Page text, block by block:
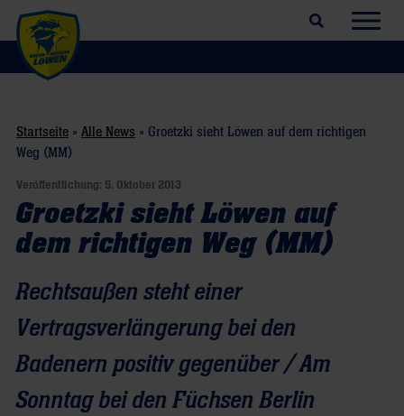
Suchfeld öffnen
Startseite » Alle News » Groetzki sieht Löwen auf dem richtigen
Weg (MM)
Veröffentlichung: 5. Oktober 2013
Groetzki sieht Löwen auf
dem richtigen Weg (MM)
Rechtsaußen steht einer
Vertragsverlängerung bei den
Badenern positiv gegenüber / Am
Sonntag bei den Füchsen Berlin